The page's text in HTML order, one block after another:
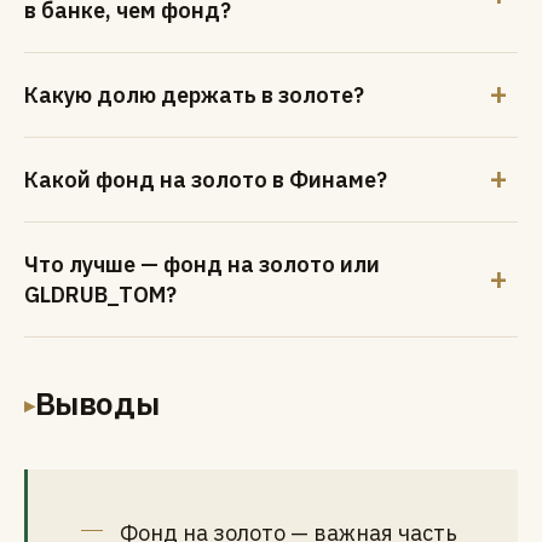
в банке, чем фонд?
Какую долю держать в золоте?
Какой фонд на золото в Финаме?
Что лучше — фонд на золото или
GLDRUB_TOM?
▸Выводы
Фонд на золото — важная часть